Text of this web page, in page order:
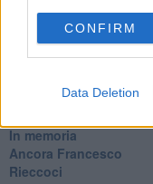
CONFIRM
Data Deletion
Paolo Rossi
Maradona
​Ancora Covid
In memoria
​Ancora Francesco
Rieccoci